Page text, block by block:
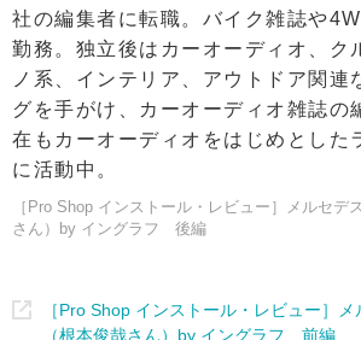
社の編集者に転職。バイク雑誌や
勤務。独立後はカーオーディオ、ク
ノ系、インテリア、アウトドア関連
グを手がけ、カーオーディオ雑誌の
在もカーオーディオをはじめとした
に活動中。
［Pro Shop インストール・レビュー］メルセデ
さん）by イングラフ 後編
［Pro Shop インストール・レビュー］
（根本俊哉さん）by イングラフ 前編